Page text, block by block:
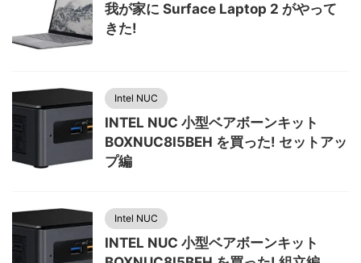
我が家に Surface Laptop 2 がやって
きた!
Intel NUC
INTEL NUC 小型ベアボーンキット
BOXNUC8I5BEH を買った! セットアッ
プ編
Intel NUC
INTEL NUC 小型ベアボーンキット